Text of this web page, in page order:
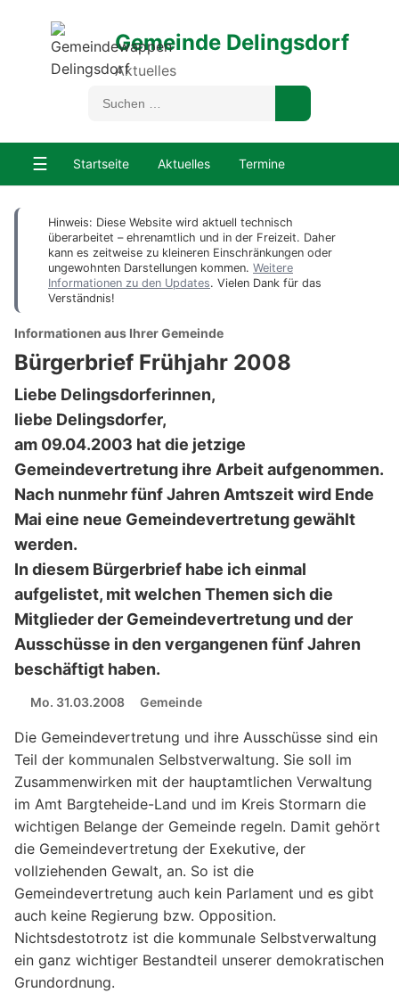
Gemeinde Delingsdorf
Aktuelles
☰ Startseite Aktuelles Termine
Hinweis: Diese Website wird aktuell technisch
überarbeitet – ehrenamtlich und in der Freizeit. Daher
kann es zeitweise zu kleineren Einschränkungen oder
ungewohnten Darstellungen kommen. Weitere
Informationen zu den Updates. Vielen Dank für das
Verständnis!
Informationen aus Ihrer Gemeinde
Bürgerbrief Frühjahr 2008
Liebe Delingsdorferinnen,
liebe Delingsdorfer,
am 09.04.2003 hat die jetzige
Gemeindevertretung ihre Arbeit aufgenommen.
Nach nunmehr fünf Jahren Amtszeit wird Ende
Mai eine neue Gemeindevertretung gewählt
werden.
In diesem Bürgerbrief habe ich einmal
aufgelistet, mit welchen Themen sich die
Mitglieder der Gemeindevertretung und der
Ausschüsse in den vergangenen fünf Jahren
beschäftigt haben.
Mo. 31.03.2008 Gemeinde
Die Gemeindevertretung und ihre Ausschüsse sind ein
Teil der kommunalen Selbstverwaltung. Sie soll im
Zusammenwirken mit der hauptamtlichen Verwaltung
im Amt Bargteheide-Land und im Kreis Stormarn die
wichtigen Belange der Gemeinde regeln. Damit gehört
die Gemeindevertretung der Exekutive, der
vollziehenden Gewalt, an. So ist die
Gemeindevertretung auch kein Parlament und es gibt
auch keine Regierung bzw. Opposition.
Nichtsdestotrotz ist die kommunale Selbstverwaltung
ein ganz wichtiger Bestandteil unserer demokratischen
Grundordnung.